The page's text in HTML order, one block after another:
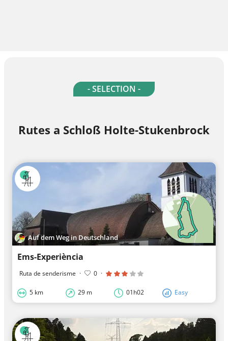
- SELECTION -
Rutes a Schloß Holte-Stukenbrock
Auf dem Weg in Deutschland
Ems-Experiència
Ruta de senderisme · 0 ·
5 km 29 m 01h02 Easy